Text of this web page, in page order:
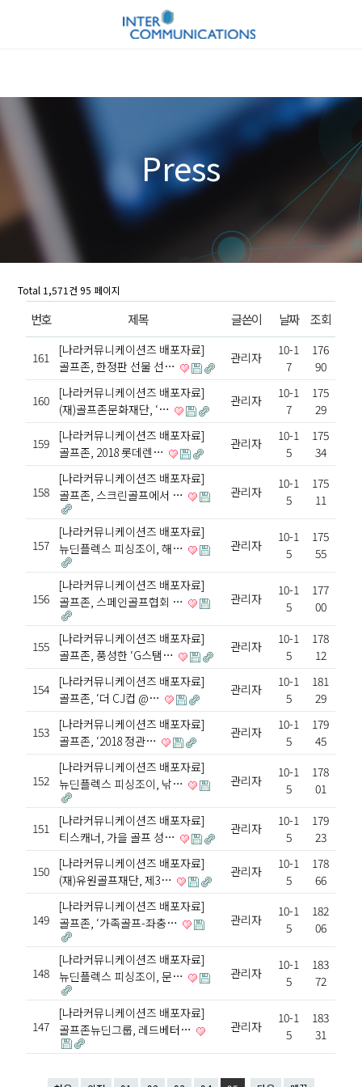
Press
Total 1,571건 95 페이지
번호 제목 글쓴이 날짜 조회
161
[나라커뮤니케이션즈 배포자료]
골프존, 한정판 선물 선…
관리자
10-1
7
176
90
160
[나라커뮤니케이션즈 배포자료]
(재)골프존문화재단, ‘…
관리자
10-1
7
175
29
159
[나라커뮤니케이션즈 배포자료]
골프존, 2018 롯데렌…
관리자
10-1
5
175
34
158
[나라커뮤니케이션즈 배포자료]
골프존, 스크린골프에서 …
관리자
10-1
5
175
11
157
[나라커뮤니케이션즈 배포자료]
뉴딘플렉스 피싱조이, 해…
관리자
10-1
5
175
55
156
[나라커뮤니케이션즈 배포자료]
골프존, 스페인골프협회 …
관리자
10-1
5
177
00
155
[나라커뮤니케이션즈 배포자료]
골프존, 풍성한 ‘G스탬…
관리자
10-1
5
178
12
154
[나라커뮤니케이션즈 배포자료]
골프존, ‘더 CJ컵 @…
관리자
10-1
5
181
29
153
[나라커뮤니케이션즈 배포자료]
골프존, ‘2018 정관…
관리자
10-1
5
179
45
152
[나라커뮤니케이션즈 배포자료]
뉴딘플렉스 피싱조이, 낚…
관리자
10-1
5
178
01
151
[나라커뮤니케이션즈 배포자료]
티스캐너, 가을 골프 성…
관리자
10-1
5
179
23
150
[나라커뮤니케이션즈 배포자료]
(재)유원골프재단, 제3…
관리자
10-1
5
178
66
149
[나라커뮤니케이션즈 배포자료]
골프존, ‘가족골프-좌충…
관리자
10-1
5
182
06
148
[나라커뮤니케이션즈 배포자료]
뉴딘플렉스 피싱조이, 문…
관리자
10-1
5
183
72
147
[나라커뮤니케이션즈 배포자료]
골프존뉴딘그룹, 레드베터…
관리자
10-1
5
183
31